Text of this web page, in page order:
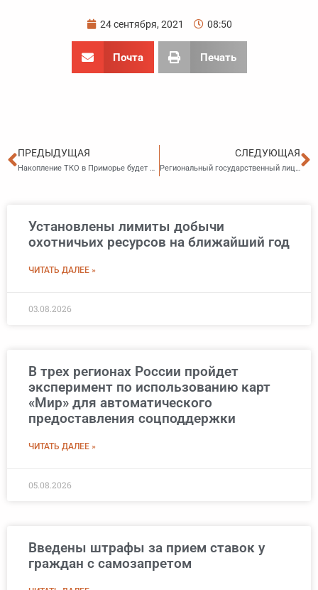
24 сентября, 2021 08:50
Почта Печать
Пред
ПРЕДЫДУЩАЯ
Накопление ТКО в Приморье будет проводиться по обновленному порядку
СЛЕДУЮЩАЯ
Региональный государственный лицензионный контроль за предпринимательской деятельностью по управлению многоквартирными домами будет проводиться по новым правилам
Установлены лимиты добычи
охотничьих ресурсов на ближайший год
ЧИТАТЬ ДАЛЕЕ »
03.08.2026
В трех регионах России пройдет
эксперимент по использованию карт
«Мир» для автоматического
предоставления соцподдержки
ЧИТАТЬ ДАЛЕЕ »
05.08.2026
Введены штрафы за прием ставок у
граждан с самозапретом